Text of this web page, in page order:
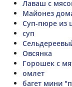
Лаваш с
Майонез
Суп-пюре из
суп
Овсянка
Горошек с
омлет
багет мини